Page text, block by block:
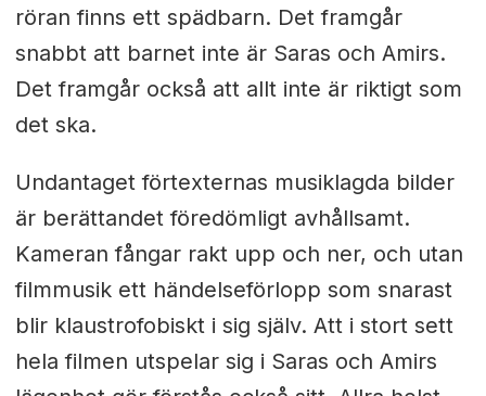
röran finns ett spädbarn. Det framgår
snabbt att barnet inte är Saras och Amirs.
Det framgår också att allt inte är riktigt som
det ska.
Undantaget förtexternas musiklagda bilder
är berättandet föredömligt avhållsamt.
Kameran fångar rakt upp och ner, och utan
filmmusik ett händelseförlopp som snarast
blir klaustrofobiskt i sig själv. Att i stort sett
hela filmen utspelar sig i Saras och Amirs